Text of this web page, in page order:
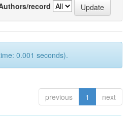
record
0.001 seconds).
previous 1 next